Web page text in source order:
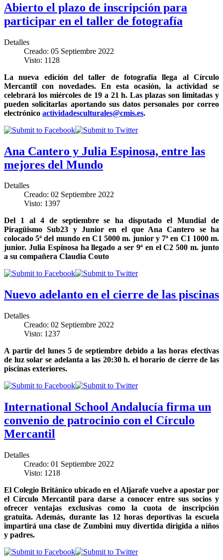
Abierto el plazo de inscripción para
participar en el taller de fotografía
Detalles
Creado: 05 Septiembre 2022
Visto: 1128
La nueva edición del taller de fotografía llega al Círculo
Mercantil con novedades. En esta ocasión, la actividad se
celebrará los miércoles de 19 a 21 h. Las plazas son limitadas y
pueden solicitarlas aportando sus datos personales por correo
electrónico actividadesculturales@cmis.es.
Ana Cantero y Julia Espinosa, entre las
mejores del Mundo
Detalles
Creado: 02 Septiembre 2022
Visto: 1397
Del 1 al 4 de septiembre se ha disputado el Mundial de
Piragüismo Sub23 y Junior en el que Ana Cantero se ha
colocado 5ª del mundo en C1 5000 m. junior y 7ª en C1 1000 m.
junior. Julia Espinosa ha llegado a ser 9ª en el C2 500 m. junto
a su compañera Claudia Couto
Nuevo adelanto en el cierre de las piscinas
Detalles
Creado: 02 Septiembre 2022
Visto: 1237
A partir del lunes 5 de septiembre debido a las horas efectivas
de luz solar se adelanta a las 20:30 h. el horario de cierre de las
piscinas exteriores.
International School Andalucía firma un
convenio de patrocinio con el Círculo
Mercantil
Detalles
Creado: 01 Septiembre 2022
Visto: 1218
El Colegio Británico ubicado en el Aljarafe vuelve a apostar por
el Círculo Mercantil para darse a conocer entre sus socios y
ofrecer ventajas exclusivas como la cuota de inscripción
gratuita. Además, durante las 12 horas deportivas la escuela
impartirá una clase de Zumbini muy divertida dirigida a niños
y padres.